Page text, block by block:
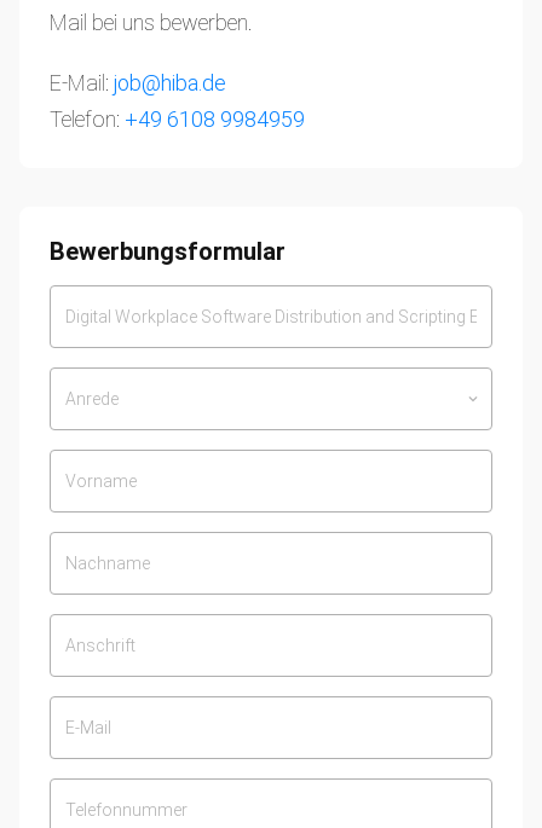
Mail bei uns bewerben.
E-Mail: job@hiba.de
Telefon: +49 6108 9984959
Bewerbungsformular
Anrede keyboard_arrow_down